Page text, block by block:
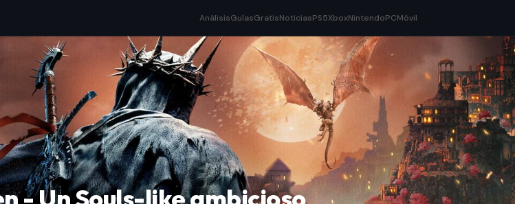
AnálisisGuíasGratisNoticiasPS5XboxNintendoPCMóvil